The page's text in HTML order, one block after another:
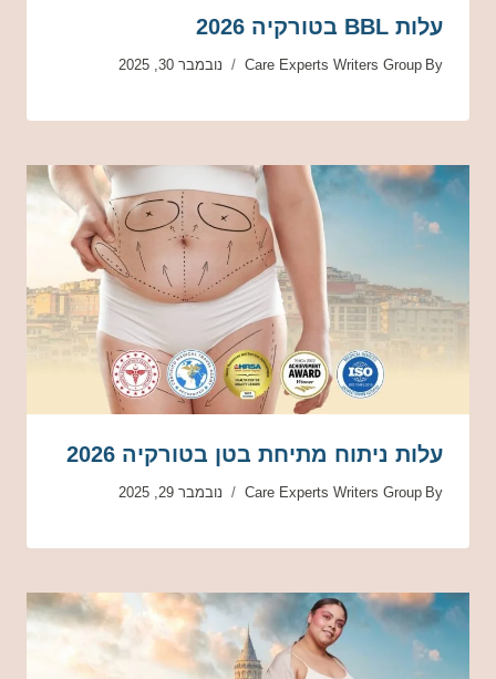
עלות BBL בטורקיה 2026
By
Care Experts Writers Group נובמבר 30, 2025
עלות ניתוח מתיחת בטן בטורקיה 2026
By
Care Experts Writers Group נובמבר 29, 2025